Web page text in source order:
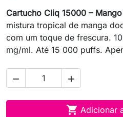
Cartucho Cliq 15000 –
mistura tropical de manga
com um toque de frescura.
mg/ml. Até 15 000 puffs.
 
 Adicionar